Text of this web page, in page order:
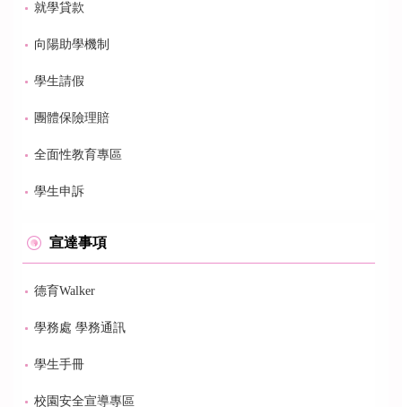
就學貸款
向陽助學機制
學生請假
團體保險理賠
全面性教育專區
學生申訴
宣達事項
德育Walker
學務處 學務通訊
學生手冊
校園安全宣導專區